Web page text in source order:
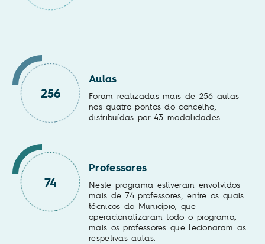
256
Aulas
Foram realizadas mais de 256 aulas
nos quatro pontos do concelho,
distribuídas por 43 modalidades.
74
Professores
Neste programa estiveram envolvidos
mais de 74 professores, entre os quais
técnicos do Município, que
operacionalizaram todo o programa,
mais os professores que lecionaram as
respetivas aulas.